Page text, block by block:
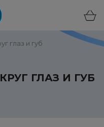
глаз и губ
ГЛАЗ И ГУБ